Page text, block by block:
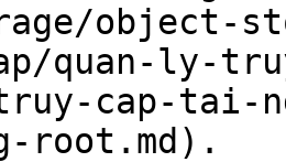
object-
quan-ly-
cap-tai-
root.md).